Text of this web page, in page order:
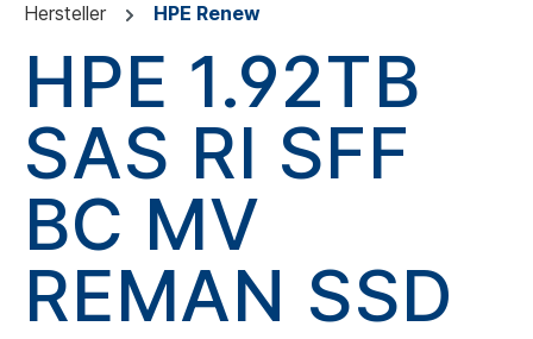
Hersteller HPE Renew
HPE 1.92TB
SAS RI SFF
BC MV
REMAN SSD